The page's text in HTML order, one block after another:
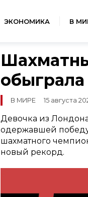
ЭКОНОМИКА В
В МИРЕ 15 августа
Девочка из
одержавшей
шахматного
новый рекорд.